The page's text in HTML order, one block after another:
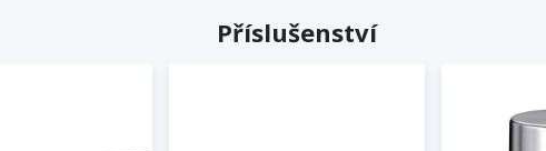
Příslušenství